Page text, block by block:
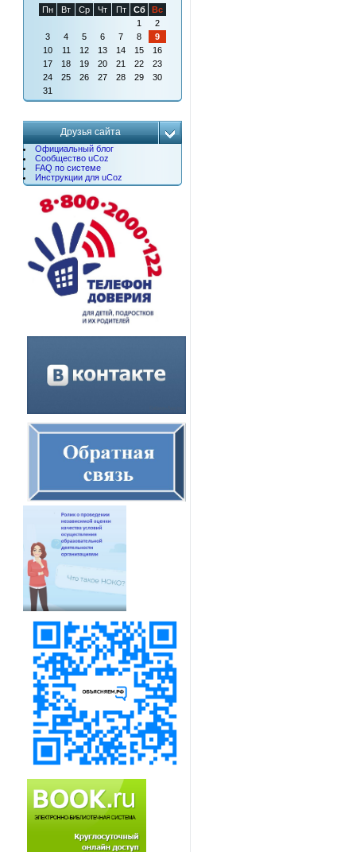
Пн
Вт Ср Чт Пт Сб
Вс
1
2
3
4 5 6 7 8
9
10
11 12 13 14 15
16
17
18 19 20 21 22
23
24
25 26 27 28 29
30
31
Друзья сайта
Официальный блог
Сообщество uCoz
FAQ по системе
Инструкции для uCoz